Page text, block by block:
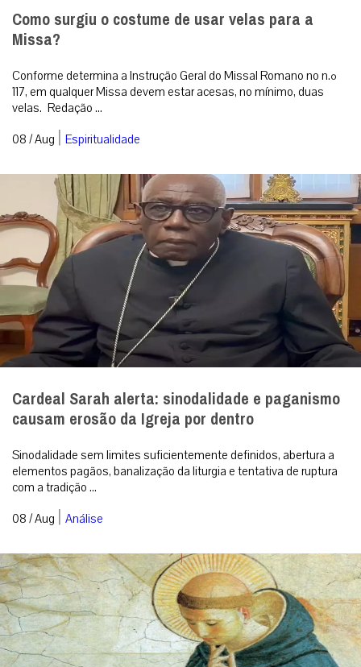
Como surgiu o costume de usar velas para a
Missa?
Conforme determina a Instrução Geral do Missal Romano no n.º
117, em qualquer Missa devem estar acesas, no mínimo, duas
velas. Redação ...
08 / Aug | Espiritualidade
Cardeal Sarah alerta: sinodalidade e paganismo
causam erosão da Igreja por dentro
Sinodalidade sem limites suficientemente definidos, abertura a
elementos pagãos, banalização da liturgia e tentativa de ruptura
com a tradição ...
08 / Aug | Análise